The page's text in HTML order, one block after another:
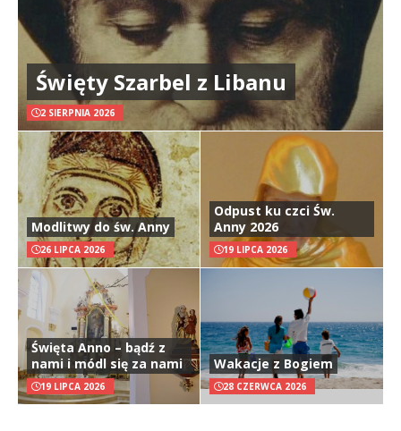
Święty Szarbel z Libanu
2 SIERPNIA 2026
Modlitwy do św. Anny
26 LIPCA 2026
Odpust ku czci Św.
Anny 2026
19 LIPCA 2026
Święta Anno – bądź z
nami i módl się za nami
19 LIPCA 2026
Wakacje z Bogiem
28 CZERWCA 2026